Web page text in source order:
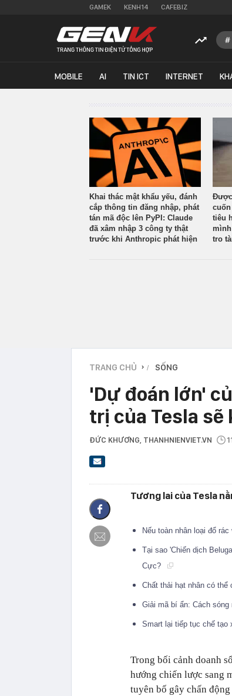
GAMEK KENH14 CAFEBIZ
MOBILE AI TIN ICT INTERNET
Khai thác mật khẩu yếu, đánh
cắp thông tin đăng nhập, phát
tán mã độc lên PyPI: Claude
đã xâm nhập 3 công ty thật
trước khi Anthropic phát hiện
tiêu
tro
TRANG CHỦ › SỐNG
'Dự đoán lớn'
trị của Tesla sẽ
ĐỨC KHƯƠNG , THANHNIENVIET.VN
Tương lai của Tesla
Nếu toàn nhân loại đổ
Tại sao 'Chiến dịch
Cực?
Chất thải hạt nhân có
Giải mã bí ẩn: Cách sóng
Smart lại tiếp tục chế tạo
Trong bối cảnh doanh
hướng chiến lược sang
tuyên bố gây chấn